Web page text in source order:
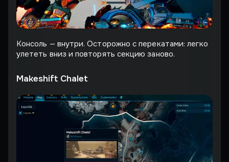
Консоль — внутри. Осторожно с перекатами: легко
улететь вниз и повторять секцию заново.
Makeshift Chalet